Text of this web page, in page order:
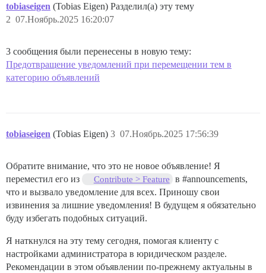
tobiaseigen (Tobias Eigen) Разделил(а) эту тему
07.Ноябрь.2025 16:20:07
2
3 сообщения были перенесены в новую тему:
Предотвращение уведомлений при перемещении тем в
категорию объявлений
tobiaseigen (Tobias Eigen) 07.Ноябрь.2025 17:56:39
3
Обратите внимание, что это не новое объявление! Я
переместил его из
Contribute > Feature в #announcements,
что и вызвало уведомление для всех. Приношу свои
извинения за лишние уведомления! В будущем я обязательно
буду избегать подобных ситуаций.
Я наткнулся на эту тему сегодня, помогая клиенту с
настройками администратора в юридическом разделе.
Рекомендации в этом объявлении по-прежнему актуальны в